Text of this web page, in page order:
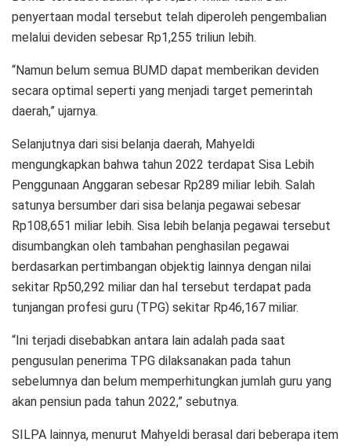
penyertaan modal tersebut telah diperoleh pengembalian
melalui deviden sebesar Rp1,255 triliun lebih.
“Namun belum semua BUMD dapat memberikan deviden
secara optimal seperti yang menjadi target pemerintah
daerah,” ujarnya.
Selanjutnya dari sisi belanja daerah, Mahyeldi
mengungkapkan bahwa tahun 2022 terdapat Sisa Lebih
Penggunaan Anggaran sebesar Rp289 miliar lebih. Salah
satunya bersumber dari sisa belanja pegawai sebesar
Rp108,651 miliar lebih. Sisa lebih belanja pegawai tersebut
disumbangkan oleh tambahan penghasilan pegawai
berdasarkan pertimbangan objektig lainnya dengan nilai
sekitar Rp50,292 miliar dan hal tersebut terdapat pada
tunjangan profesi guru (TPG) sekitar Rp46,167 miliar.
“Ini terjadi disebabkan antara lain adalah pada saat
pengusulan penerima TPG dilaksanakan pada tahun
sebelumnya dan belum memperhitungkan jumlah guru yang
akan pensiun pada tahun 2022,” sebutnya.
SILPA lainnya, menurut Mahyeldi berasal dari beberapa item